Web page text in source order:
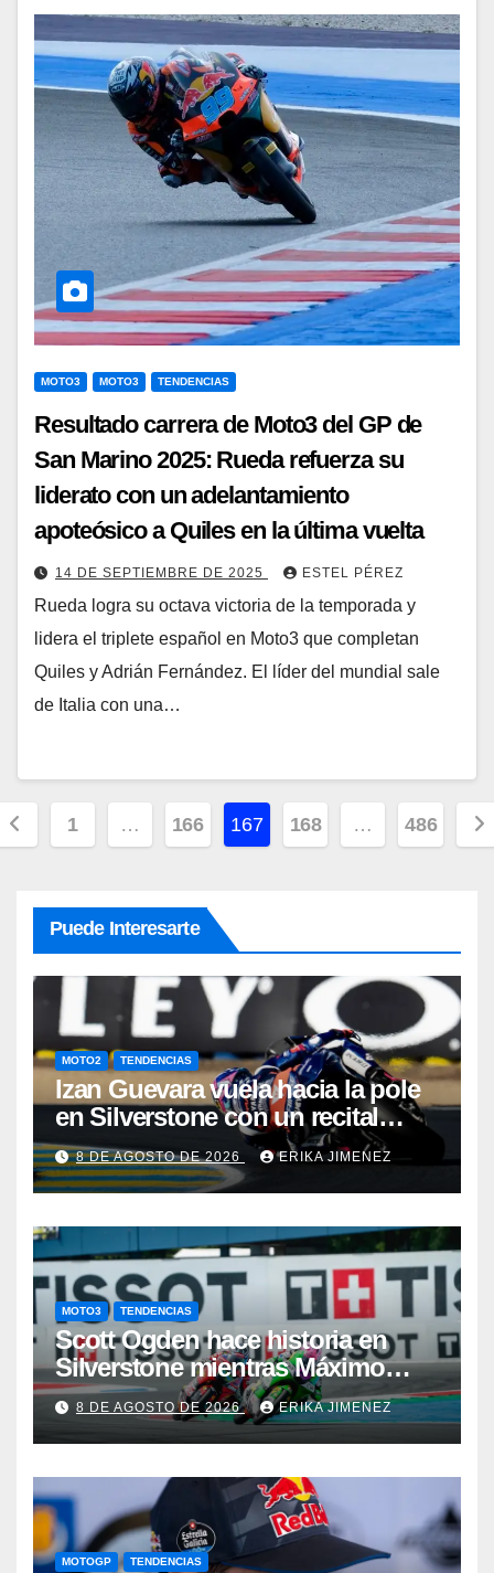
MOTO3 MOTO3 TENDENCIAS
Resultado carrera de Moto3 del GP de
San Marino 2025: Rueda refuerza su
liderato con un adelantamiento
apoteósico a Quiles en la última vuelta
14 DE SEPTIEMBRE DE 2025 ESTEL PÉREZ
Rueda logra su octava victoria de la temporada y
lidera el triplete español en Moto3 que completan
Quiles y Adrián Fernández. El líder del mundial sale
de Italia con una…
1 … 166 167 168 … 486
Puede Interesarte
MOTO2 TENDENCIAS
Izan Guevara vuela hacia la pole
en Silverstone con un recital
español en Moto2
8 DE AGOSTO DE 2026 ERIKA JIMENEZ
MOTO3 TENDENCIAS
Scott Ogden hace historia en
Silverstone mientras Máximo
Quiles sufre una fractura de
clavícula
8 DE AGOSTO DE 2026 ERIKA JIMENEZ
MOTOGP TENDENCIAS